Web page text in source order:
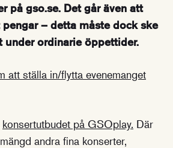
på gso.se. Det går även att
– detta måste dock ske
ordinarie öppettider.
att ställa in/flytta evenemanget
konsertutbudet på GSOplay. Där
andra fina konserter,